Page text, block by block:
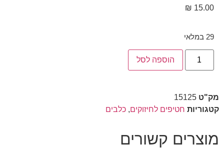
₪ 15.00
29 במלאי
הוספה לסל
מק"ט 15125
קטגוריות חטיפים לחיזוקים, כלבים
מוצרים קשורים